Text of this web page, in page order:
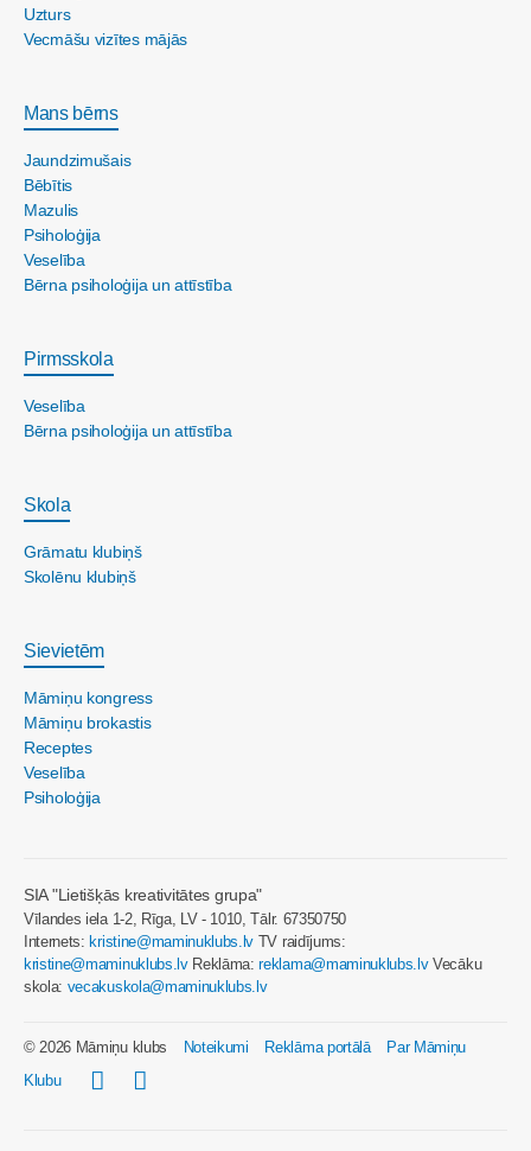
Uzturs
Vecmāšu vizītes mājās
Mans bērns
Jaundzimušais
Bēbītis
Mazulis
Psiholoģija
Veselība
Bērna psiholoģija un attīstība
Pirmsskola
Veselība
Bērna psiholoģija un attīstība
Skola
Grāmatu klubiņš
Skolēnu klubiņš
Sievietēm
Māmiņu kongress
Māmiņu brokastis
Receptes
Veselība
Psiholoģija
SIA "Lietišķās kreativitātes grupa"
Vīlandes iela 1-2, Rīga, LV - 1010, Tālr. 67350750
Internets:kristine@maminuklubs.lv TV raidījums:
kristine@maminuklubs.lvReklāma:reklama@maminuklubs.lvVecāku
skola: vecakuskola@maminuklubs.lv
© 2026 Māmiņu klubs Noteikumi Reklāma portālā
Par Māmiņu
Klubu